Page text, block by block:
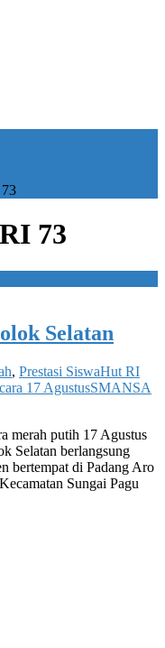
73
Selatan
, Prestasi SiswaHut RI
17 AgustusSMANSA
merah putih 17 Agustus
Selatan berlangsung
bertempat di Padang Aro
Sungai Pagu